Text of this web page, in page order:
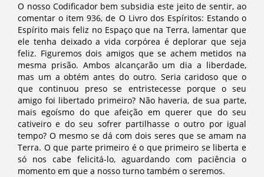
O nosso Codificador bem subsidia este jeito de sentir, ao
comentar o item 936, de O Livro dos Espíritos: Estando o
Espírito mais feliz no Espaço que na Terra, lamentar que
ele tenha deixado a vida corpórea é deplorar que seja
feliz. Figuremos dois amigos que se achem metidos na
mesma prisão. Ambos alcançarão um dia a liberdade,
mas um a obtém antes do outro. Seria caridoso que o
que continuou preso se entristecesse porque o seu
amigo foi libertado primeiro? Não haveria, de sua parte,
mais egoísmo do que afeição em querer que do seu
cativeiro e do seu sofrer partilhasse o outro por igual
tempo? O mesmo se dá com dois seres que se amam na
Terra. O que parte primeiro é o que primeiro se liberta e
só nos cabe felicitá-lo, aguardando com paciência o
momento em que a nosso turno também o seremos.